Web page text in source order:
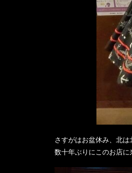
さすがはお盆休み、北
数十年ぶりにこのお店に